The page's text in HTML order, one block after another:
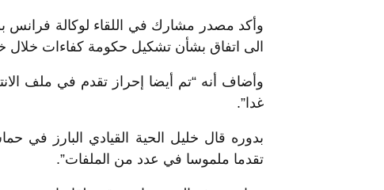
وأكد مصدر مشارك في اللقاء لوكالة
الى اتفاق بشأن تشكيل حكومة كفاءات خلال
وأضاف أنه “تم أيضا إحراز تقدم في ملف
غدا”.
بدوره قال خليل الحية القيادي البارز في
تقدما ملموسا في عدد من الملفات”.